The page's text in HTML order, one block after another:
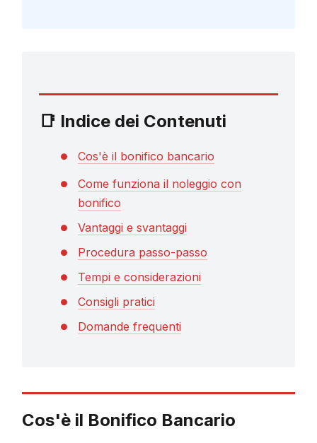
📑 Indice dei Contenuti
Cos'è il bonifico bancario
Come funziona il noleggio con
bonifico
Vantaggi e svantaggi
Procedura passo-passo
Tempi e considerazioni
Consigli pratici
Domande frequenti
Cos'è il Bonifico Bancario